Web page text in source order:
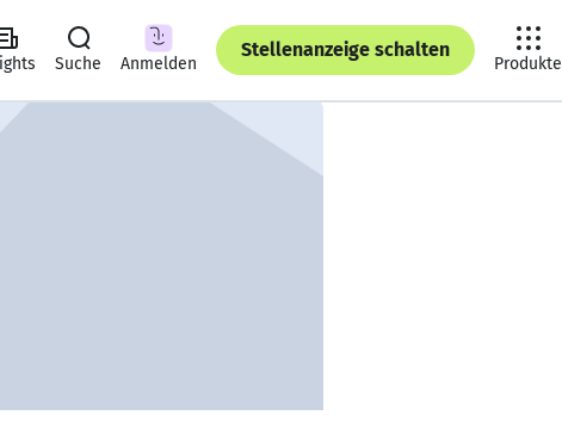
Suche Anmelden
Stellenanzeige schalten
Produkte